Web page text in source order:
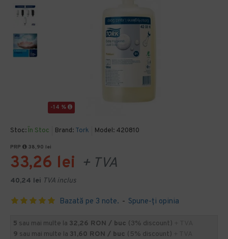
-14 %
Stoc: În Stoc Brand: Tork Model: 420810
Bazată pe 3 note. - Spune-ţi opinia
PRP 38,90 lei
33,26 lei + TVA
40,24 lei TVA inclus
5 sau mai multe la 32,26 RON / buc (3% discount)
9 sau mai multe la 31,60 RON / buc (5% discount)